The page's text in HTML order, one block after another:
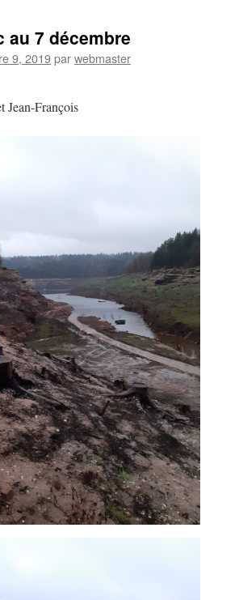
au 7 décembre
9, 2019parwebmaster
Jean-François